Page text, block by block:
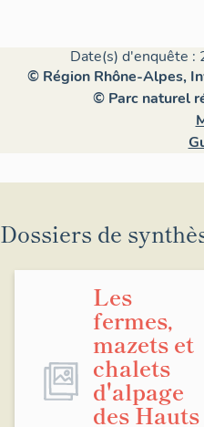
Date(s) d'enquête :
© Région Rhône-Alpes,
© Parc naturel
Dossiers de
Les
fermes,
mazets et
chalets
d'alpage
des Hauts